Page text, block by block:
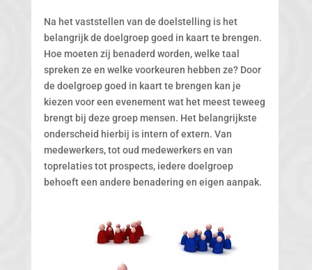
Na het vaststellen van de doelstelling is het
belangrijk de doelgroep goed in kaart te brengen.
Hoe moeten zij benaderd worden, welke taal
spreken ze en welke voorkeuren hebben ze? Door
de doelgroep goed in kaart te brengen kan je
kiezen voor een evenement wat het meest teweeg
brengt bij deze groep mensen. Het belangrijkste
onderscheid hierbij is intern of extern. Van
medewerkers, tot oud medewerkers en van
toprelaties tot prospects, iedere doelgroep
behoeft een andere benadering en eigen aanpak.